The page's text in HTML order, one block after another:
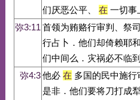
们厌恶公平、
在 一切事
弥3:11 首领为贿赂行审判、祭
行占卜．他们却倚赖耶
们中间么．灾祸必不临到
弥4:3他必 在 多国的民中施
是非．他们要将刀打成